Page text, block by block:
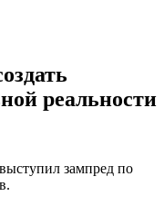
реальности
зампред по